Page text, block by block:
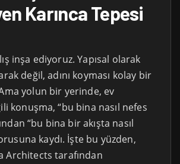
Karınca Tepesi
inşa ediyoruz. Yapısal olarak
değil, adını koyması kolay bir
yolun bir yerinde, ev
konuşma, “bu bina nasıl nefes
“bu bina bir akışta nasıl
kaydı. İşte bu yüzden,
Architects tarafından